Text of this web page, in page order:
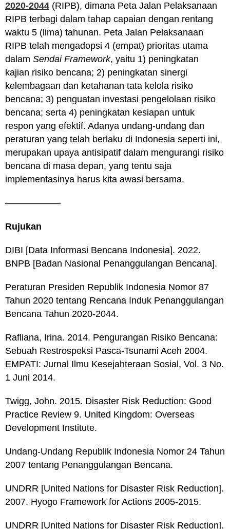
2020-2044 (RIPB), dimana Peta Jalan Pelaksanaan
RIPB terbagi dalam tahap capaian dengan rentang
waktu 5 (lima) tahunan. Peta Jalan Pelaksanaan
RIPB telah mengadopsi 4 (empat) prioritas utama
dalam Sendai Framework, yaitu 1) peningkatan
kajian risiko bencana; 2) peningkatan sinergi
kelembagaan dan ketahanan tata kelola risiko
bencana; 3) penguatan investasi pengelolaan risiko
bencana; serta 4) peningkatan kesiapan untuk
respon yang efektif. Adanya undang-undang dan
peraturan yang telah berlaku di Indonesia seperti ini,
merupakan upaya antisipatif dalam mengurangi risiko
bencana di masa depan, yang tentu saja
implementasinya harus kita awasi bersama.
——————
Rujukan
DIBI [Data Informasi Bencana Indonesia]. 2022.
BNPB [Badan Nasional Penanggulangan Bencana].
Peraturan Presiden Republik Indonesia Nomor 87
Tahun 2020 tentang Rencana Induk Penanggulangan
Bencana Tahun 2020-2044.
Rafliana, Irina. 2014. Pengurangan Risiko Bencana:
Sebuah Restrospeksi Pasca-Tsunami Aceh 2004.
EMPATI: Jurnal Ilmu Kesejahteraan Sosial, Vol. 3 No.
1 Juni 2014.
Twigg, John. 2015. Disaster Risk Reduction: Good
Practice Review 9. United Kingdom: Overseas
Development Institute.
Undang-Undang Republik Indonesia Nomor 24 Tahun
2007 tentang Penanggulangan Bencana.
UNDRR [United Nations for Disaster Risk Reduction].
2007. Hyogo Framework for Actions 2005-2015.
UNDRR [United Nations for Disaster Risk Reduction].